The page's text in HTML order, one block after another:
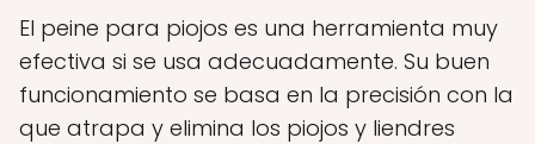
El peine para piojos es una herramienta muy
efectiva si se usa adecuadamente. Su buen
funcionamiento se basa en la precisión con la
que atrapa y elimina los piojos y liendres